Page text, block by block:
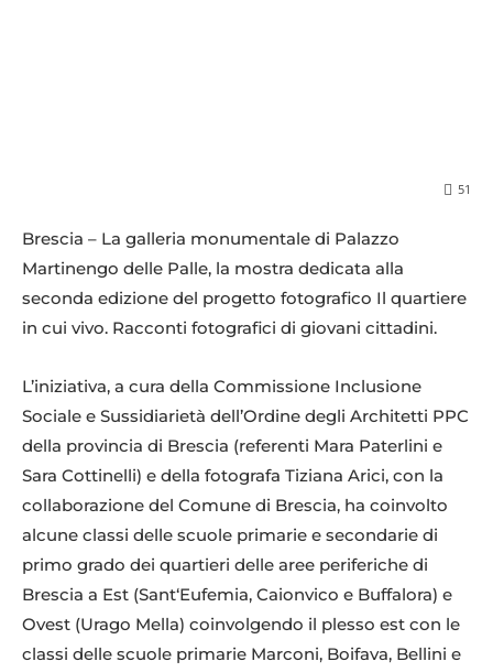
51
Brescia – La galleria monumentale di Palazzo
Martinengo delle Palle, la mostra dedicata alla
seconda edizione del progetto fotografico Il quartiere
in cui vivo. Racconti fotografici di giovani cittadini.
L’iniziativa, a cura della Commissione Inclusione
Sociale e Sussidiarietà dell’Ordine degli Architetti PPC
della provincia di Brescia (referenti Mara Paterlini e
Sara Cottinelli) e della fotografa Tiziana Arici, con la
collaborazione del Comune di Brescia, ha coinvolto
alcune classi delle scuole primarie e secondarie di
primo grado dei quartieri delle aree periferiche di
Brescia a Est (Sant‘Eufemia, Caionvico e Buffalora) e
Ovest (Urago Mella) coinvolgendo il plesso est con le
classi delle scuole primarie Marconi, Boifava, Bellini e